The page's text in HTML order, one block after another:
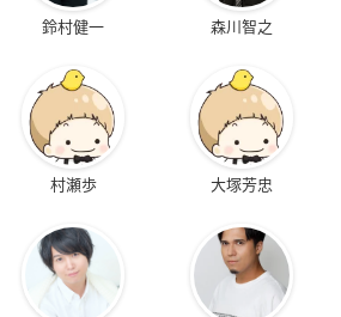
鈴村健一 森川智之
村瀬歩 大塚芳忠